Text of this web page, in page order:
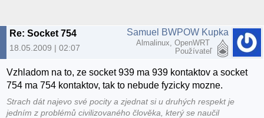
Re: Socket 754
18.05.2009 | 02:07
Samuel BWPOW Kupka
Almalinux, OpenWRT
Používateľ
Vzhladom na to, ze socket 939 ma 939 kontaktov a socket
754 ma 754 kontaktov, tak to nebude fyzicky mozne.
Strach dát najevo své pocity a zjednat si u druhých respekt je
jedním z problémů civilizovaného člověka, který se naučil